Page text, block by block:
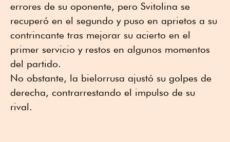
errores de su oponente, pero Svitolina se
recuperó en el segundo y puso en aprietos a su
contrincante tras mejorar su acierto en el
primer servicio y restos en algunos momentos
del partido.
No obstante, la bielorrusa ajustó su golpes de
derecha, contrarrestando el impulso de su
rival.